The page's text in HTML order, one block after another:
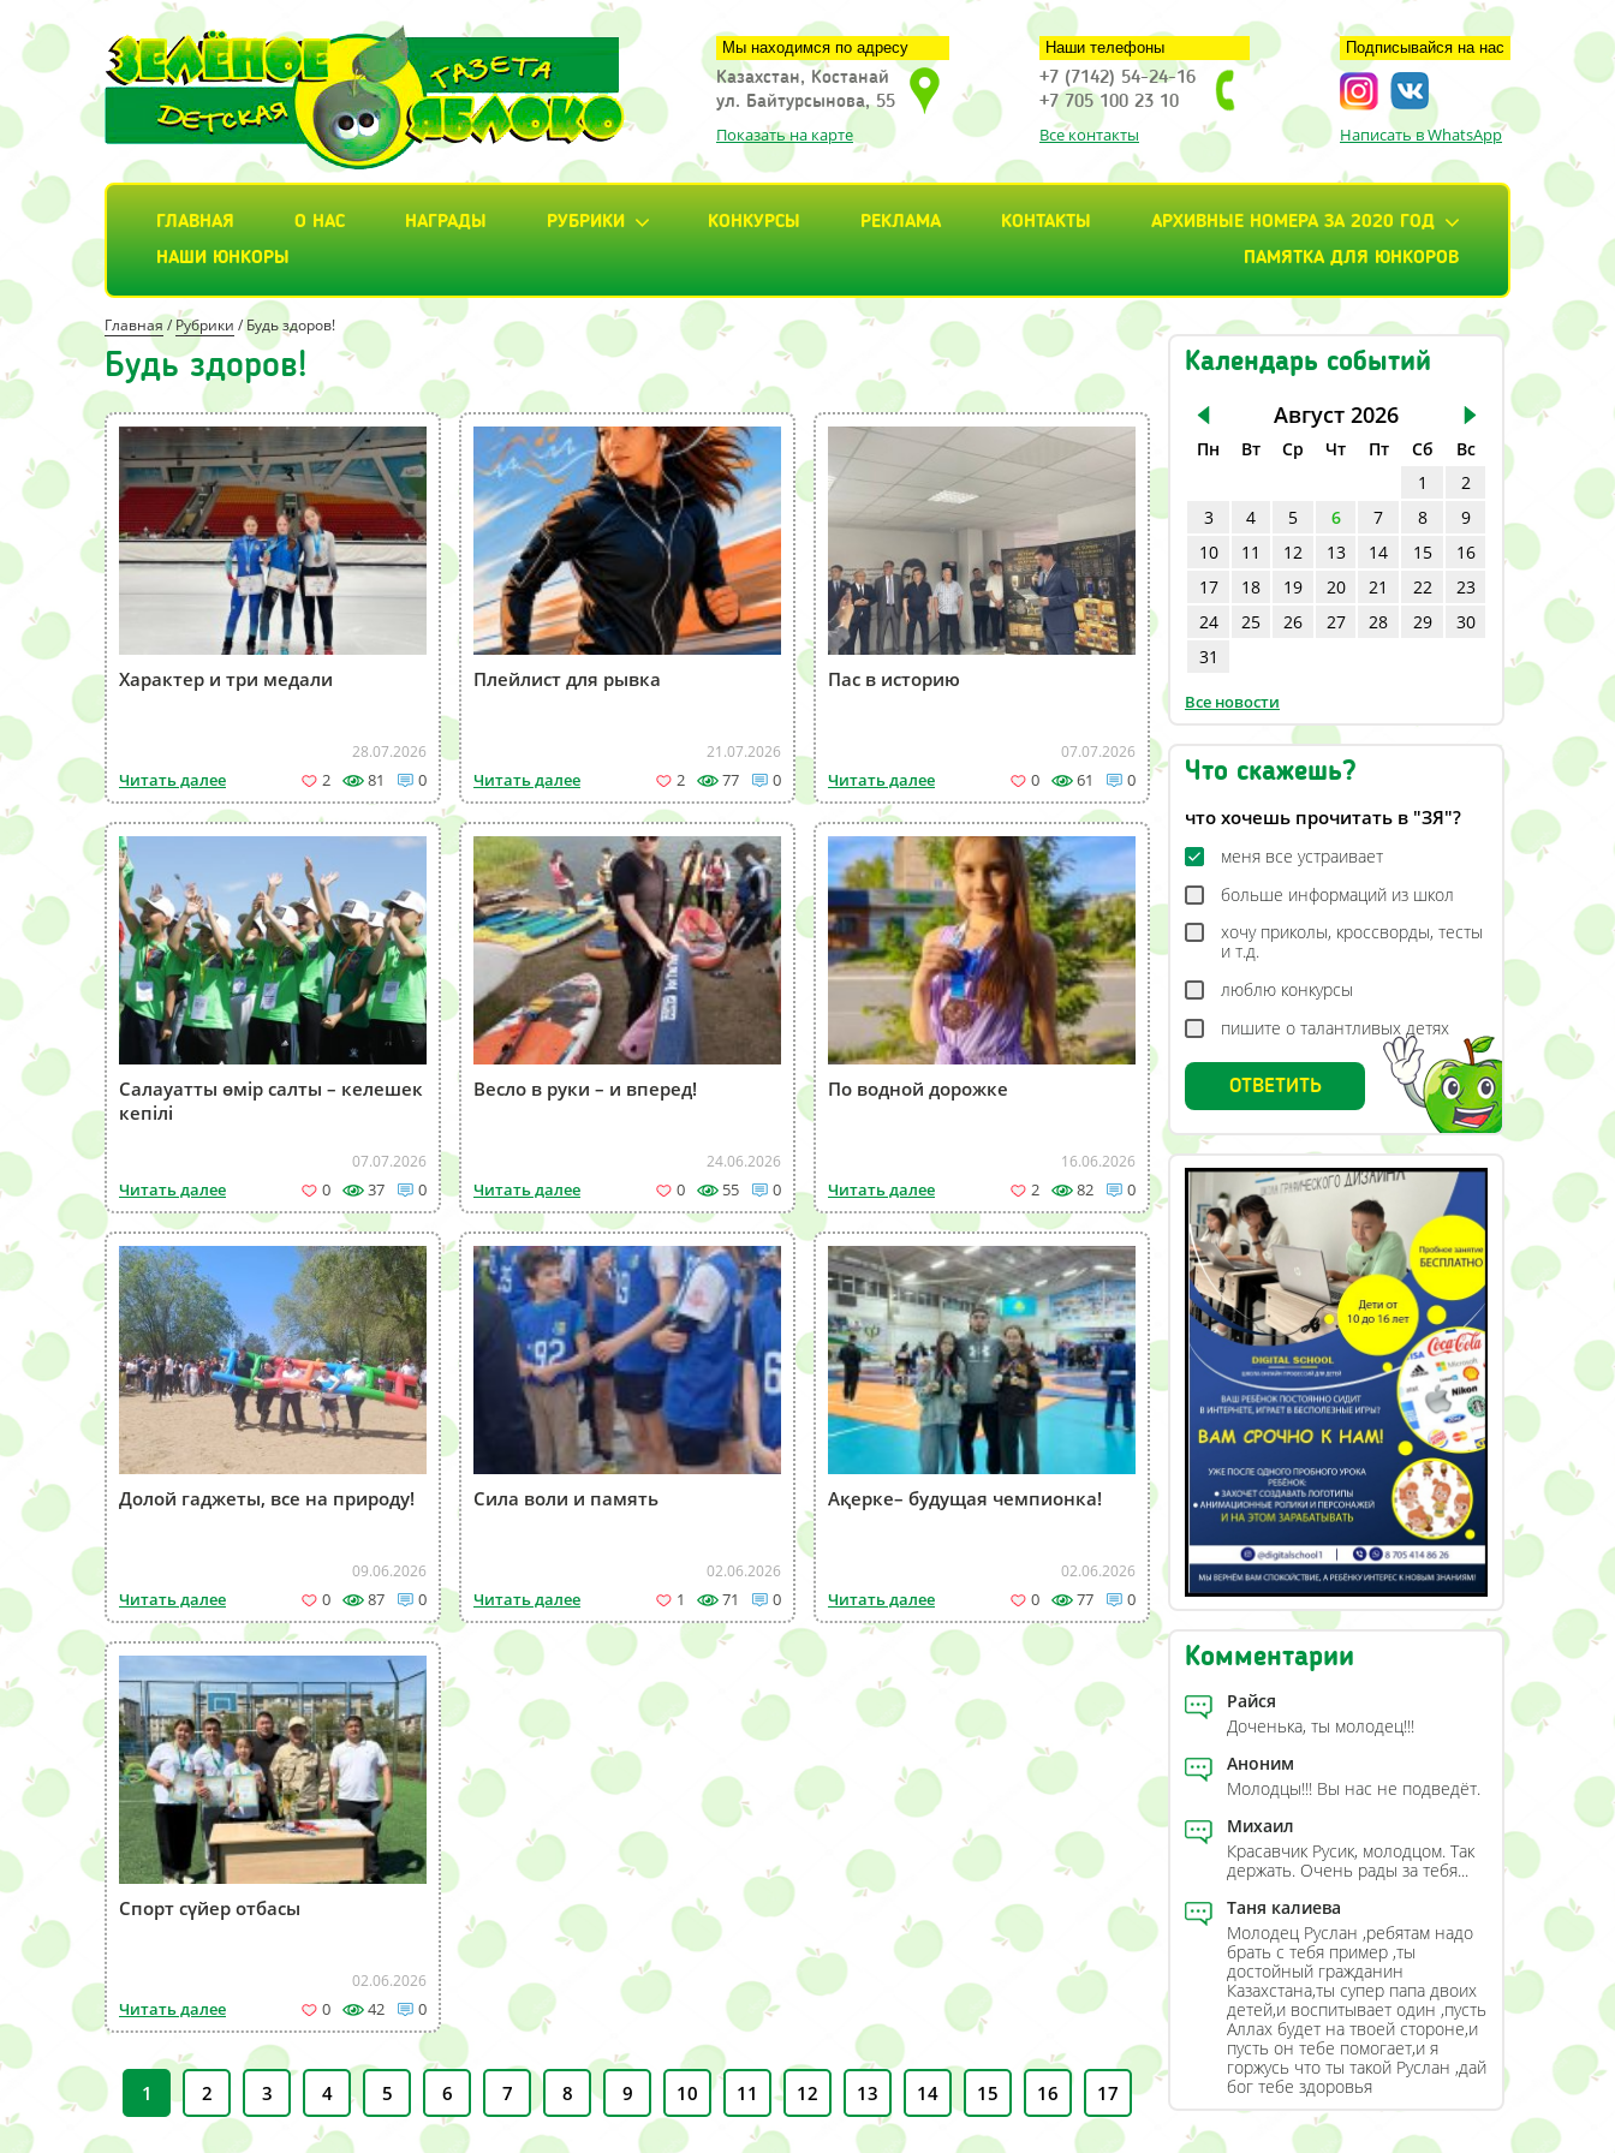
Мы находимся по адресу
Казахстан, Костанай
ул. Байтурсынова, 55
Показать на карте
Наши телефоны
+7 (7142) 54-24-16
+7 705 100 23 10
Все контакты
Подписывайся на нас
Написать в WhatsApp
ГЛАВНАЯ О НАС НАГРАДЫ РУБРИКИ КОНКУРСЫ РЕКЛАМА КОНТАКТЫ
АРХИВНЫЕ НОМЕРА ЗА 2020 ГОД
НАШИ ЮНКОРЫ
ПАМЯТКА ДЛЯ ЮНКОРОВ
Главная / Рубрики /Будь здоров!
Будь здоров!
Характер и три медали
28.07.2026
Читать далее 2 81 0
Плейлист для рывка
21.07.2026
Читать далее 2 77 0
Пас в историю
07.07.2026
Читать далее 0 61 0
Салауатты өмір салты – келешек
кепілі
07.07.2026
Читать далее 0 37 0
Весло в руки – и вперед!
24.06.2026
Читать далее 0 55 0
По водной дорожке
16.06.2026
Читать далее 2 82 0
Долой гаджеты, все на природу!
09.06.2026
Читать далее 0 87 0
Сила воли и память
02.06.2026
Читать далее 1 71 0
Ақерке– будущая чемпионка!
02.06.2026
Читать далее 0 77 0
Спорт сүйер отбасы
02.06.2026
Читать далее 0 42 0
1 2 3 4 5 6 7 8 9 10 11 12 13 14 15 16 17
Календарь событий
Август 2026
Пн Вт Ср Чт Пт Сб
Вс
1
2
3
4 5 6 7 8
9
10
11 12 13 14 15
16
17
18 19 20 21 22
23
24
25 26 27 28 29
30
31
Все новости
Что скажешь?
что хочешь прочитать в "ЗЯ"?
меня все устраивает
больше информаций из школ
хочу приколы, кроссворды, тесты
и т.д.
люблю конкурсы
пишите о талантливых детях
ОТВЕТИТЬ
Комментарии
Райся
Доченька, ты молодец!!!
Аноним
Молодцы!!! Вы нас не подведёт.
Михаил
Красавчик Русик, молодцом. Так
держать. Очень рады за тебя...
Таня калиева
Молодец Руслан ,ребятам надо
брать с тебя пример ,ты
достойный гражданин
Казахстана,ты супер папа двоих
детей,и воспитывает один ,пусть
Аллах будет на твоей стороне,и
пусть он тебе помогает,и я
горжусь что ты такой Руслан ,дай
бог тебе здоровья